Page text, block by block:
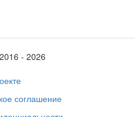
‐ 2026
соглашение